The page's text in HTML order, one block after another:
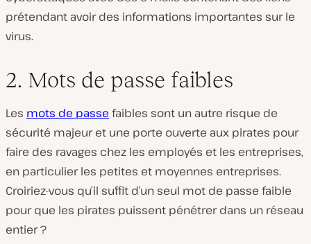
prétendant avoir des informations importantes sur le
virus.
2. Mots de passe faibles
Les mots de passe faibles sont un autre risque de
sécurité majeur et une porte ouverte aux pirates pour
faire des ravages chez les employés et les entreprises,
en particulier les petites et moyennes entreprises.
Croiriez-vous qu’il suffit d’un seul mot de passe faible
pour que les pirates puissent pénétrer dans un réseau
entier ?